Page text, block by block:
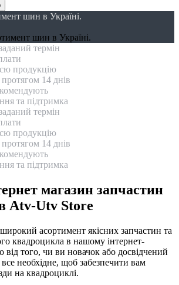
шин в Україні.
термін
продукцію
14 днів
та підтримка
термін
продукцію
14 днів
та підтримка
магазин запчастин
Atv-Utv Store
асортимент якісних запчастин та
квадроцикла в нашому інтернет-
від того, чи ви новачок або досвідчений
необхідне, щоб забезпечити вам
на квадроциклі.